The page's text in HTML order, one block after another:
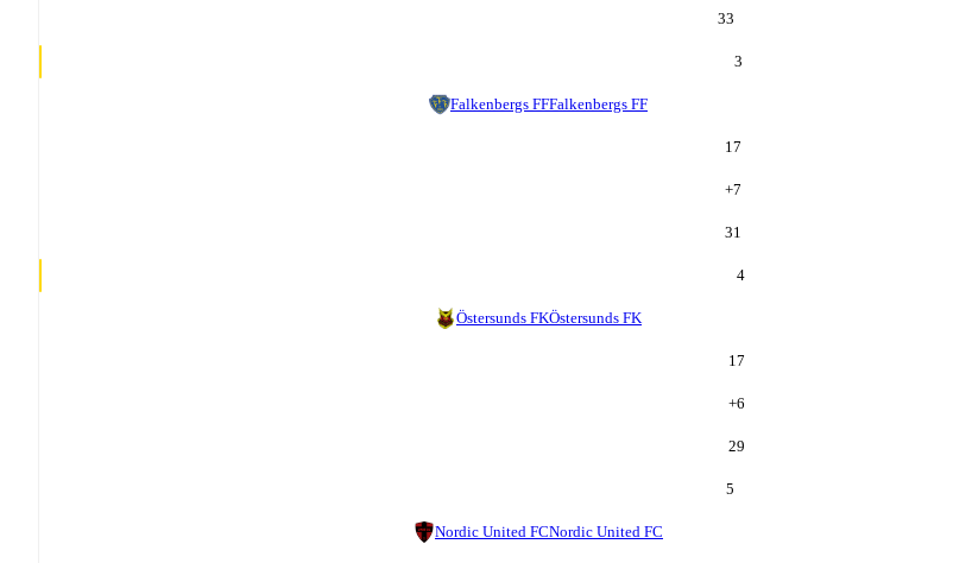
33
3
Falkenbergs FFFalkenbergs FF
17
+7
31
4
Östersunds FKÖstersunds FK
17
+6
29
5
Nordic United FCNordic United FC